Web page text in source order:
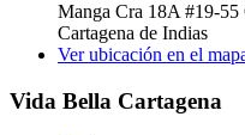
Manga Cra 18A #19-55
Cartagena de Indias
Ver ubicación en el
Vida Bella Cartagena